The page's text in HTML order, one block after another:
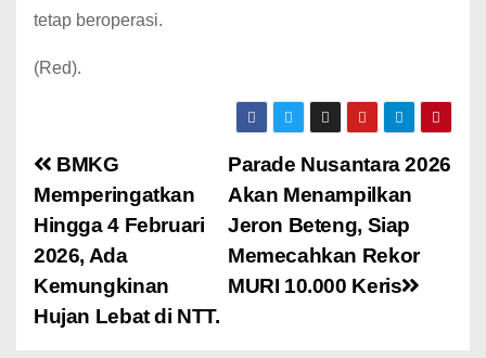
tetap beroperasi.
(Red).
Parade Nusantara 2026
Akan Menampilkan
Jeron Beteng, Siap
Memecahkan Rekor
MURI 10.000 Keris
BMKG
Memperingatkan
Hingga 4 Februari
2026, Ada
Kemungkinan
Hujan Lebat di NTT.